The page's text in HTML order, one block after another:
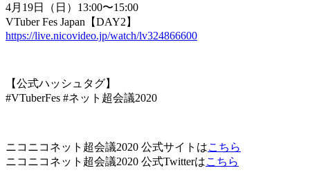
4月19日（日）13:00〜15:00
VTuber Fes Japan【DAY2】
https://live.nicovideo.jp/watch/lv324866600
【公式ハッシュタグ】
#VTuberFes #ネット超会議2020
ニコニコネット超会議2020 公式サイトはこちら
ニコニコネット超会議2020 公式Twitterはこちら